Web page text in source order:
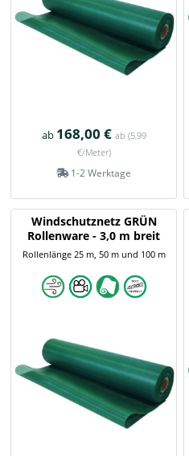
ab 168,00 € ab (5,99
€/Meter)
1-2 Werktage
Windschutznetz GRÜN
Rollenware - 3,0 m breit
Rollenlänge 25 m, 50 m und 100 m